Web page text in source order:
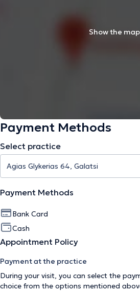
Show the map
Payment Methods
Select practice
Payment Methods
Bank Card
Cash
Appointment Policy
Payment at the practice
During your visit, you can select the
choice from the options mentioned